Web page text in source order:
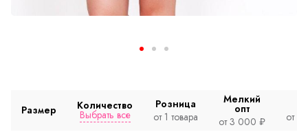
Размер Количество
Выбрать все
Розница
от 1 товара
Мелкий
опт
от 3 000 ₽
от